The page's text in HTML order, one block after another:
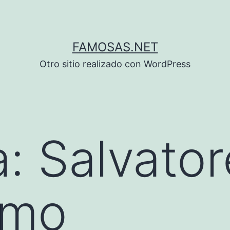
FAMOSAS.NET
Otro sitio realizado con WordPress